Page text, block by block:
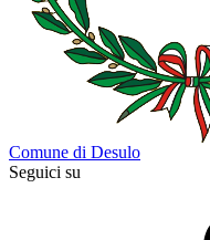
Comune di Desulo
Seguici su